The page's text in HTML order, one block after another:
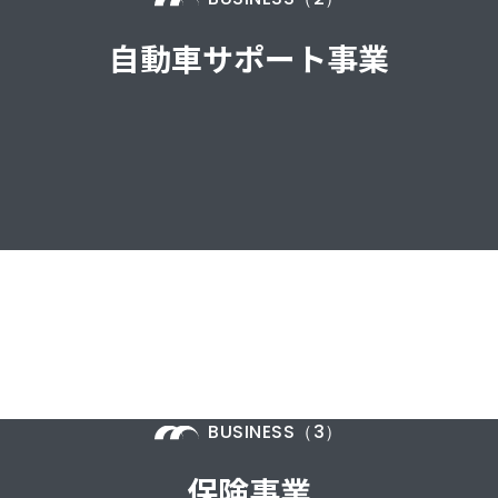
自動車サポート事業
BUSINESS（3）